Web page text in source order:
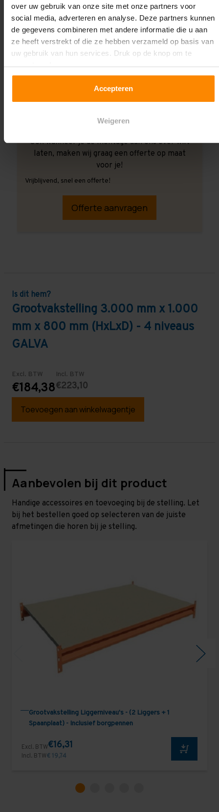
over uw gebruik van onze site met onze partners voor
social media, adverteren en analyse. Deze partners kunnen
de gegevens combineren met andere informatie die u aan
ze heeft verstrekt of die ze hebben verzameld op basis van
uw gebruik van hun services. Druk op de knop om te
accepteren!
Accepteren
Weigeren
Ook wanneer je de montage aan ons over wilt
laten, maken wij graag een offerte op maat
voor je!
Vrijblijvend, snel een offerte!
Offerte aanvragen
Is dit hem?
Grootvakstelling 3.000 mm x 1.000
mm x 800 mm (HxLxD) - 4 niveaus
GALVA
Excl. BTW
€184,38
Incl. BTW
€223,10
Toevoegen aan winkelwagentje
Aanbevolen bij dit product
Handige accessoires en toevoeging bij de stelling. Let
bij het bestellen goed op selecteren van de juiste
afmetingen die horen bij je stelling.
Grootvakstelling Liggerniveau's - (2 Liggers + 1
Spaanplaat) - Inclusief borgpennen
Excl. BTW€16,31
Incl. BTW€ 19,74